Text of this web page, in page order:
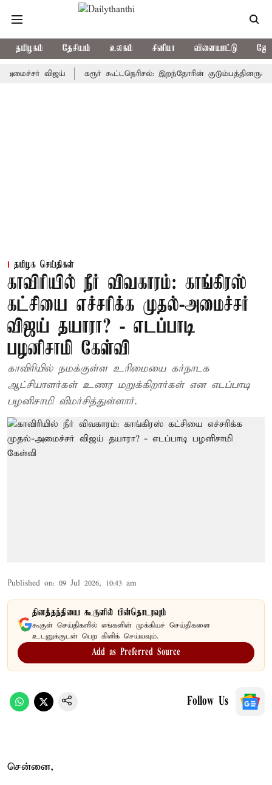
தமிழகம் தேசியம் உலகம் சினிமா விளையாட்டு
விஜய் கரூர் கூட்டநெரிசல்: இறந்தோரின் குடும்பத்தினருக்கு
தமிழக செய்திகள்
காவிரியில் நீர் விவகாரம்: காங்கிரஸ்
கட்சியை எச்சரிக்க முதல்-அமைச்சர்
விஜய் தயாரா? - எடப்பாடி
பழனிசாமி கேள்வி
காவிரியில் நமக்குள்ள உரிமையை கர்நாடக
ஆட்சியாளர்கள் உணர மறுக்கிறார்கள் என எடப்பாடி
பழனிசாமி விமர்சித்துள்ளார்.
Published on: 09 Jul 2026, 10:43 am
தினத்தந்தியை கூகுளில் பின்தொடரவும்
கூகுள் செய்திகளில் எங்களின் முக்கியச் செய்திகளை
உடனுக்குடன் பெற கிளிக் செய்யவும்.
Add as Preferred Source
Follow Us
சென்னை,